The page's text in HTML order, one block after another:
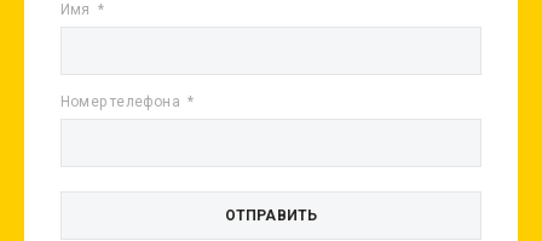
Имя
Номер телефона